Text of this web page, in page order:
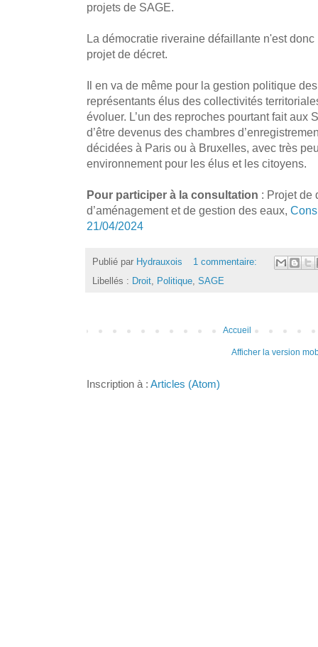
projets de SAGE.
La démocratie riveraine défaillante n'est
projet de décret.
Il en va de même pour la gestion politique
représentants élus des collectivités
évoluer. L’un des reproches pourtant fait aux
d’être devenus des chambres
décidées à Paris ou à Bruxelles, avec très
environnement pour les élus et les citoyens.
Pour participer à la consultation : Projet de
d’aménagement et de gestion des eaux,
21/04/2024
Publié par Hydrauxois
1 commentaire:
Libellés : Droit Politique SAGE
Accueil
Afficher la version
Inscription à : Articles (Atom)